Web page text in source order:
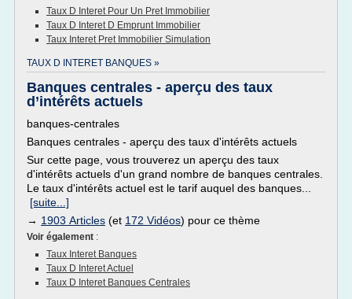
Taux D Interet Pour Un Pret Immobilier
Taux D Interet D Emprunt Immobilier
Taux Interet Pret Immobilier Simulation
TAUX D INTERET BANQUES »
Banques centrales - aperçu des taux
d’intérêts actuels
banques-centrales
Banques centrales - aperçu des taux d'intérêts actuels
Sur cette page, vous trouverez un aperçu des taux
d'intérêts actuels d'un grand nombre de banques centrales.
Le taux d'intérêts actuel est le tarif auquel des banques...
[suite...]
→ 1903 Articles (et 172 Vidéos) pour ce thème
Voir également :
Taux Interet Banques
Taux D Interet Actuel
Taux D Interet Banques Centrales